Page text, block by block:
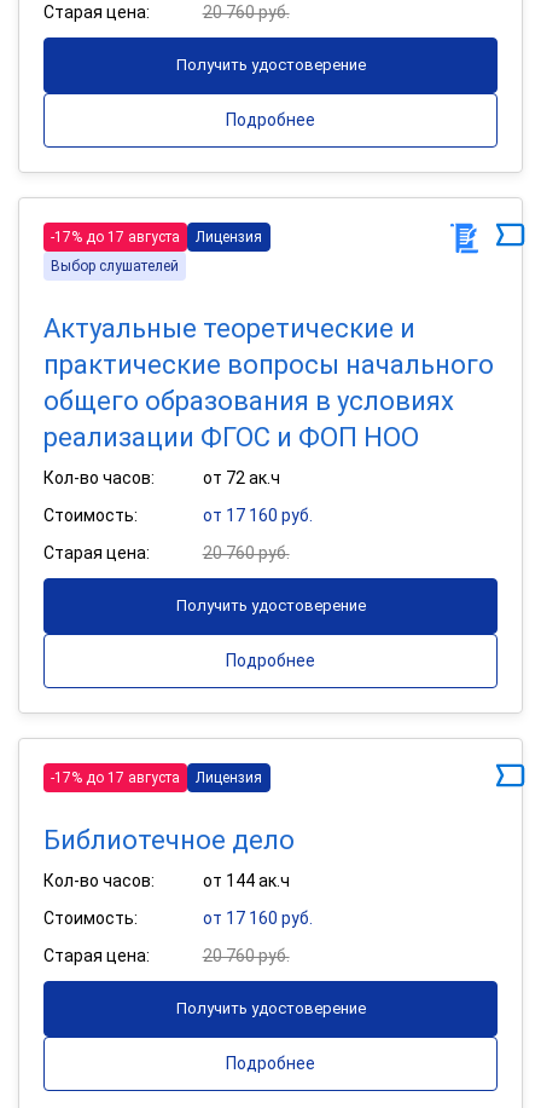
Старая цена:
20 760 руб.
Получить удостоверение
Подробнее
-17% до 17 августа
Лицензия
Выбор слушателей
Актуальные теоретические и
практические вопросы начального
общего образования в условиях
реализации ФГОС и ФОП НОО
Кол-во часов:
от 72 ак.ч
Стоимость:
от 17 160 руб.
Старая цена:
20 760 руб.
Получить удостоверение
Подробнее
-17% до 17 августа Лицензия
Библиотечное дело
Кол-во часов:
от 144 ак.ч
Стоимость:
от 17 160 руб.
Старая цена:
20 760 руб.
Получить удостоверение
Подробнее